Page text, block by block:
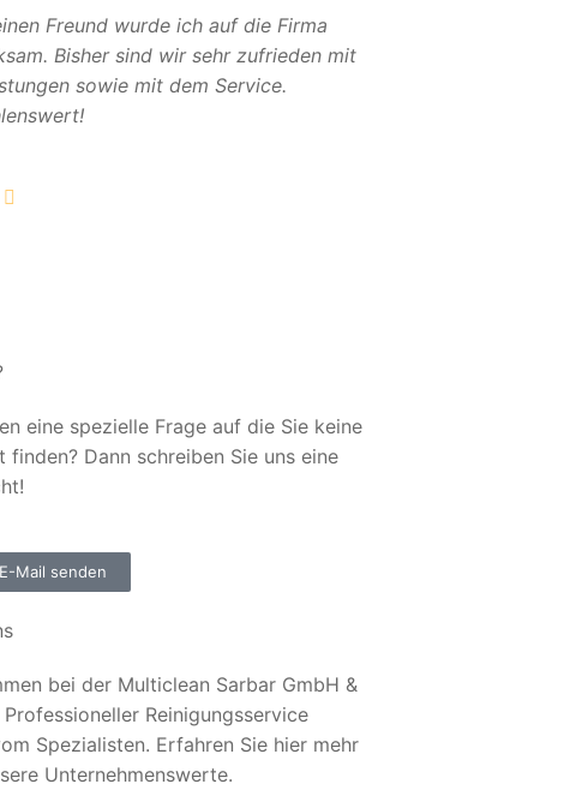
Freund wurde ich auf die Firma
Bisher sind wir sehr zufrieden mit
sowie mit dem Service.
eine spezielle Frage auf die Sie keine
finden? Dann schreiben Sie uns eine
Mail senden
bei der Multiclean Sarbar GmbH &
Professioneller Reinigungsservice
Spezialisten. Erfahren Sie hier mehr
Unternehmenswerte.